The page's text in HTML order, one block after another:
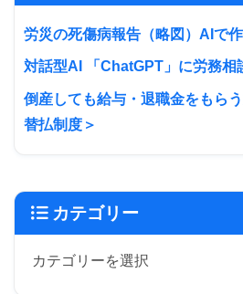
労災の死傷病報告（略図）AIで
対話型AI 「ChatGPT」に労務相
倒産しても給与・退職金をもら
替払制度＞
カテゴリー